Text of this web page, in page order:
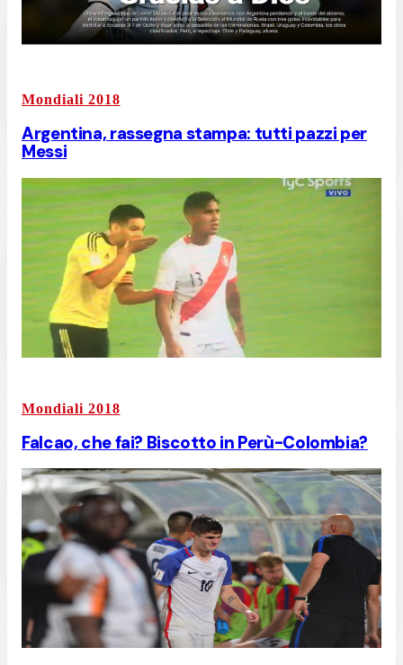
Mondiali 2018
Argentina, rassegna stampa: tutti pazzi per
Messi
Mondiali 2018
Falcao, che fai? Biscotto in Perù-Colombia?